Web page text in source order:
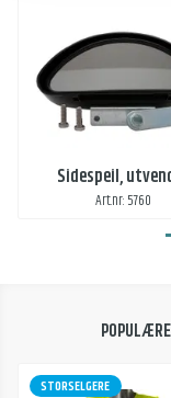
Sidespeil,
Art.nr: 5760
STORSELGERE